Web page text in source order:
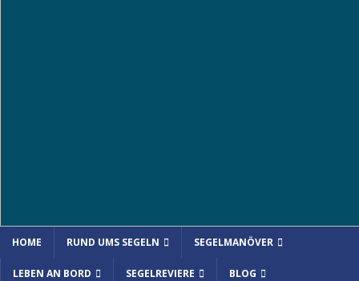
HOME RUND UMS SEGELN SEGELMANÖVER
LEBEN AN BORD SEGELREVIERE BLOG